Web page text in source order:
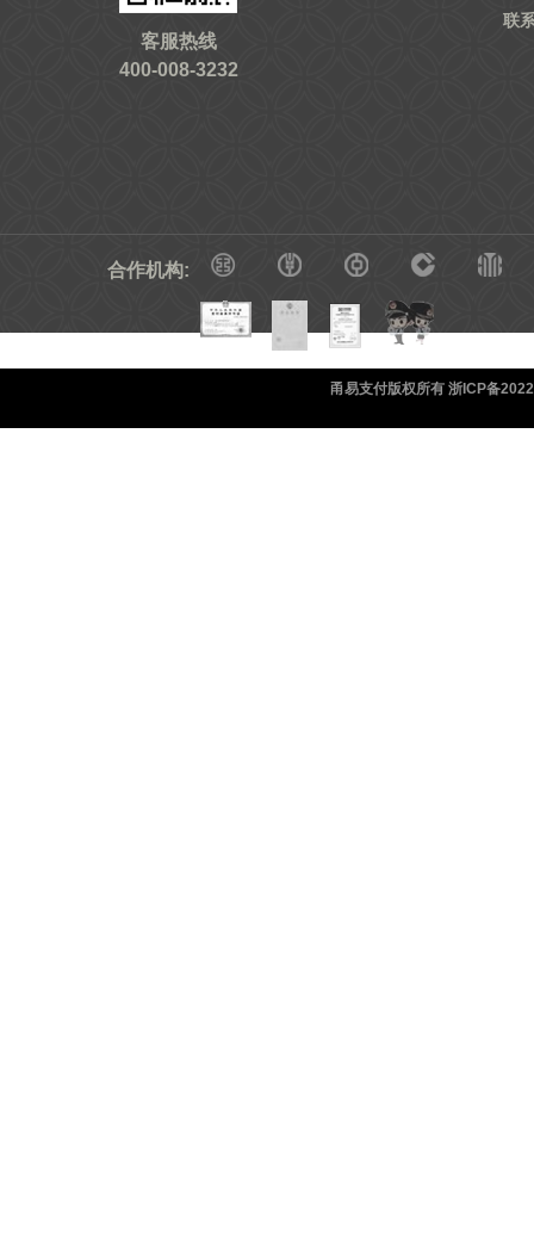
客服热线
400-008-3232
联
合作机构:
甬易支付版权所有 浙ICP备